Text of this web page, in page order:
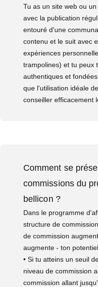
Tu as un site web ou
avec la publication
entouré d'une
contenu et le suit avec
expériences
trampolines) et tu peux
authentiques et
que l'utilisation idéale
conseiller efficacement
Comment se
commissions du
bellicon ?
Dans le programme
structure de
de commission
augmente - ton
• Si tu atteins un seuil
niveau de commission
commission allant